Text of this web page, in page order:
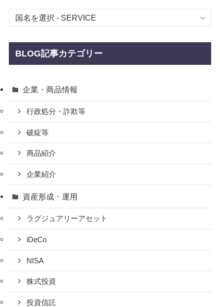
BLOG記事カテゴリー
企業・商品情報
行政処分・詐欺等
破綻等
商品紹介
企業紹介
資産形成・運用
ラグジュアリーアセット
iDeCo
NISA
株式投資
投資信託